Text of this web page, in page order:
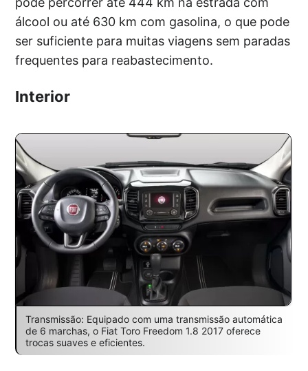
álcool ou até 630 km com gasolina, o que pode
ser suficiente para muitas viagens sem paradas
frequentes para reabastecimento.
Interior
Transmissão: Equipado com uma transmissão automática
de 6 marchas, o Fiat Toro Freedom 1.8 2017 oferece
trocas suaves e eficientes.